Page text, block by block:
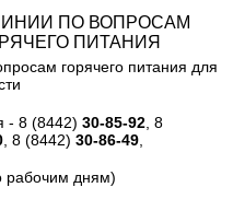
ПО ВОПРОСАМ
ПИТАНИЯ
горячего питания для
- 8 (8442) 30-85-92 , 8
, 8 (8442) 30-86-49
рабочим дням)